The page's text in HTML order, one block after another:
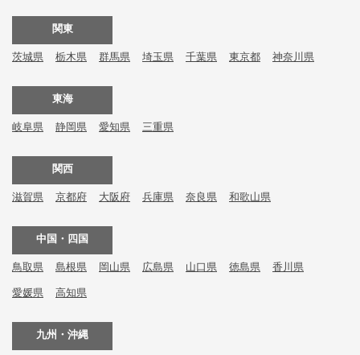
関東
茨城県 栃木県 群馬県 埼玉県 千葉県 東京都 神奈川県
東海
岐阜県 静岡県 愛知県 三重県
関西
滋賀県 京都府 大阪府 兵庫県 奈良県 和歌山県
中国・四国
鳥取県 島根県 岡山県 広島県 山口県 徳島県 香川県
愛媛県 高知県
九州・沖縄